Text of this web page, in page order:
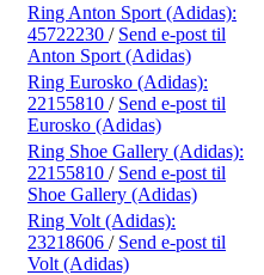
Ring Anton Sport (Adidas):
45722230 / Send e-post til
Anton Sport (Adidas)
Ring Eurosko (Adidas):
22155810 / Send e-post til
Eurosko (Adidas)
Ring Shoe Gallery (Adidas):
22155810 / Send e-post til
Shoe Gallery (Adidas)
Ring Volt (Adidas):
23218606 / Send e-post til
Volt (Adidas)